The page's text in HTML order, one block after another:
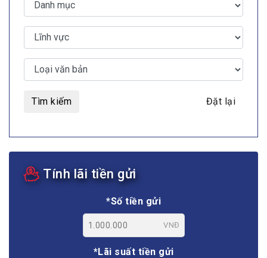
Tìm kiếm Đặt lại
Tính lãi tiền gửi
*Số tiền gửi
VNĐ
*Lãi suất tiền gửi